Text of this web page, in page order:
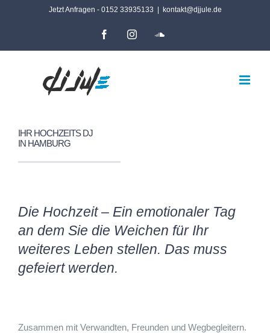
Jetzt Anfragen - 0152 33935133 kontakt@djjule.de
FacebookInstagramSoundCloud
IHR HOCHZEITS DJ
IN HAMBURG
Die Hochzeit – Ein emotionaler Tag
an dem Sie die Weichen für Ihr
weiteres Leben stellen. Das muss
gefeiert werden.
Zusammen mit Verwandten, Freunden und Wegbegleitern.